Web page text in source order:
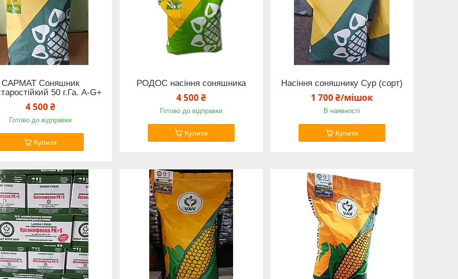
САРМАТ Соняшник
50 г.Га. A-G+
4 500 ₴
Готово до відправки
Купити
РОДОС насіння соняшника
4 500 ₴
Готово до відправки
Купити
Насіння соняшнику Сур (сорт)
1 700 ₴/мішок
В наявності
Купити